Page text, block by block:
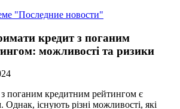
"Последние новости"
кредит з поганим
можливості та ризики
поганим кредитним рейтингом є
існують різні можливості, які